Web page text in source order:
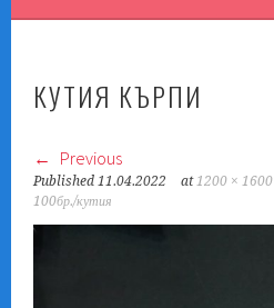
КУТИЯ КЪРПИ
Previous
Published11.04.2022 at1200 × 1600
100бр./кутия